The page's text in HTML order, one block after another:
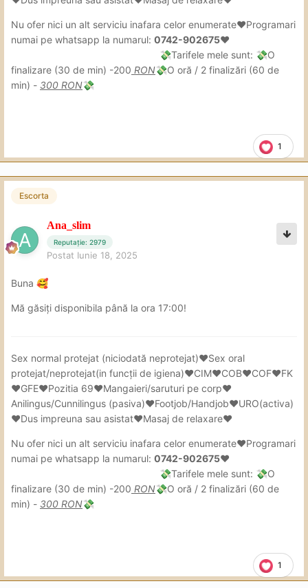
1
Nu ofer nici un alt serviciu inafara celor enumerate❤Programari
numai pe whatsapp la numarul: 0742-902675❤
💸Tarifele mele sunt: 💸O
finalizare (30 de min) -200 RON💸O oră / 2 finalizări (60 de
min) - 300 RON💸
Escorta
Ana_slim
Reputație: 2979
Postat Iunie 18, 2025
Buna 🥰
Mă găsiți disponibila până la ora 17:00!
1
Sex normal protejat (niciodată neprotejat)❤Sex oral
protejat/neprotejat(in funcții de igiena)❤CIM❤COB❤COF❤FK
❤GFE❤Pozitia 69❤Mangaieri/saruturi pe corp❤
Anilingus/Cunnilingus (pasiva)❤Footjob/Handjob❤URO(activa)
❤Dus impreuna sau asistat❤Masaj de relaxare❤
Nu ofer nici un alt serviciu inafara celor enumerate❤Programari
numai pe whatsapp la numarul: 0742-902675❤
💸Tarifele mele sunt: 💸O
finalizare (30 de min) -200 RON💸O oră / 2 finalizări (60 de
min) - 300 RON💸